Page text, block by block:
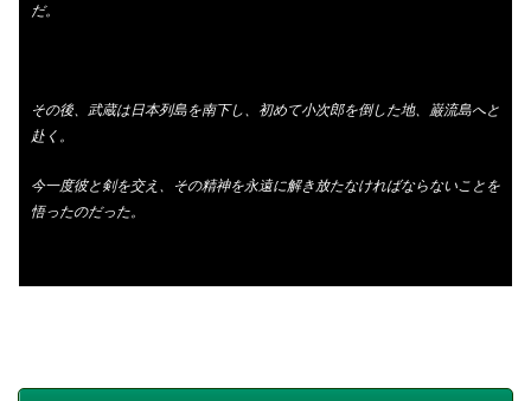
だ。
その後、武蔵は日本列島を南下し、初めて小次郎を倒した地、巌流島へと
赴く。
今一度彼と剣を交え、その精神を永遠に解き放たなければならないことを
悟ったのだった。